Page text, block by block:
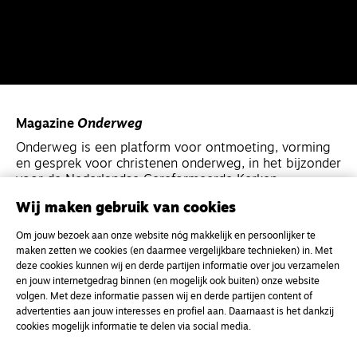
Magazine Onderweg
Onderweg is een platform voor ontmoeting, vorming
en gesprek voor christenen onderweg, in het bijzonder
voor de Nederlandse Gereformeerde Kerken.
Kvk-nummer 33277063
NL46 INGB 0117 5827 86
info@onderwegonline.nl
Wij maken gebruik van cookies
Om jouw bezoek aan onze website nóg makkelijk en persoonlijker te
maken zetten we cookies (en daarmee vergelijkbare technieken) in. Met
deze cookies kunnen wij en derde partijen informatie over jou verzamelen
en jouw internetgedrag binnen (en mogelijk ook buiten) onze website
volgen. Met deze informatie passen wij en derde partijen content of
advertenties aan jouw interesses en profiel aan. Daarnaast is het dankzij
cookies mogelijk informatie te delen via social media.